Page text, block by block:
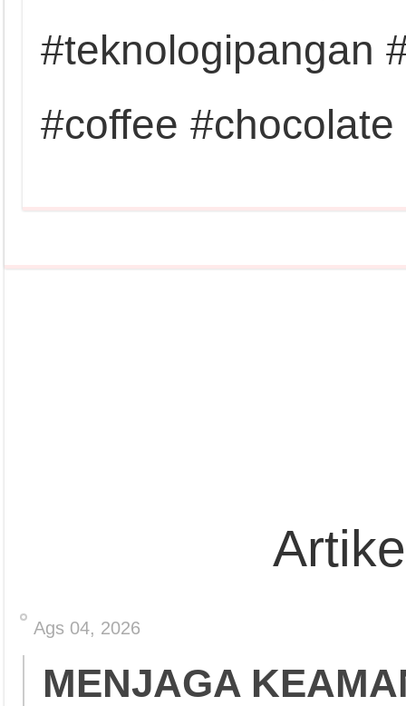
#teknologipangan
#coffee
Ags 04, 2026
MENJAGA